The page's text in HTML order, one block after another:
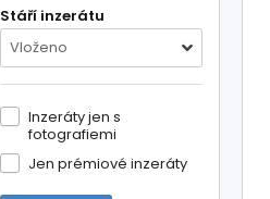
Stáří inzerátu
Vloženo
Inzeráty jen s
fotografiemi
Jen prémiové inzeráty